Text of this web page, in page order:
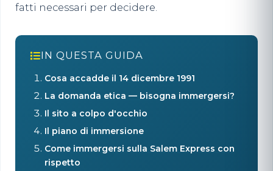
fatti necessari per decidere.
IN QUESTA GUIDA
Cosa accadde il 14 dicembre 1991
La domanda etica — bisogna immergersi?
Il sito a colpo d'occhio
Il piano di immersione
Come immergersi sulla Salem Express con
rispetto